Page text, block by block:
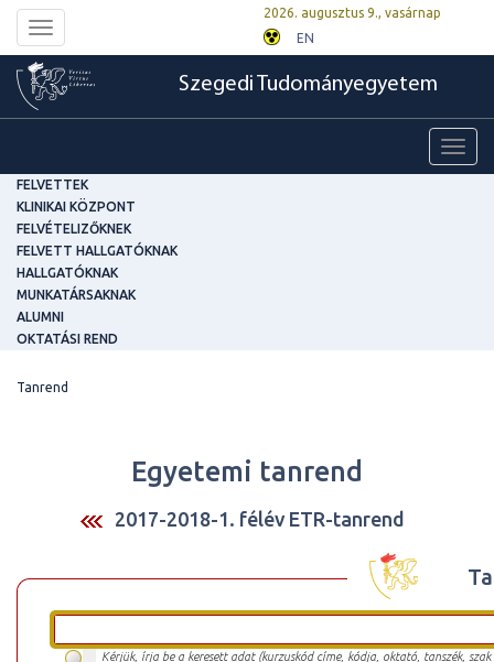
Toggle
navigation
2026. augusztus 9., vasárnap
EN
Szegedi Tudományegyetem
FELVETTEK
KLINIKAI KÖZPONT
FELVÉTELIZŐKNEK
FELVETT HALLGATÓKNAK
HALLGATÓKNAK
MUNKATÁRSAKNAK
ALUMNI
OKTATÁSI REND
Tanrend
Egyetemi tanrend
2017-2018-1. félév ETR-tanrend
Kérjük, írja be a keresett adat (kurzuskód címe, kódja, oktató, tanszék,